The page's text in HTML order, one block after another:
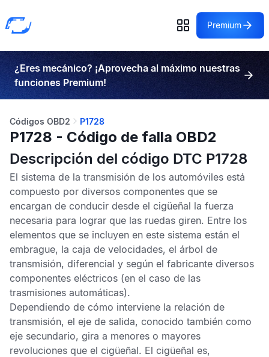
Premium
¿Eres mecánico? ¡Aprovecha al máximo nuestras
funciones Premium!
Códigos OBD2 P1728
P1728 - Código de falla OBD2
Descripción del código DTC P1728
El sistema de la transmisión de los automóviles está
compuesto por diversos componentes que se
encargan de conducir desde el cigüeñal la fuerza
necesaria para lograr que las ruedas giren. Entre los
elementos que se incluyen en este sistema están el
embrague, la caja de velocidades, el árbol de
transmisión, diferencial y según el fabricante diversos
componentes eléctricos (en el caso de las
trasmisiones automáticas).
Dependiendo de cómo interviene la relación de
transmisión, el eje de salida, conocido también como
eje secundario, gira a menores o mayores
revoluciones que el cigüeñal. El cigüeñal es,